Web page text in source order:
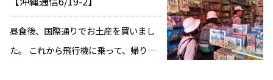
りました。 そこで、いろどり野菜いた
めの作り方を […]
昼食後、国際通りでお土産を買いまし
た。 これから飛行機に乗って、帰りま